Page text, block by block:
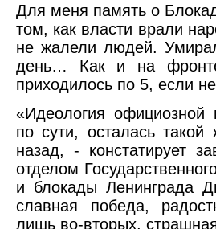
Для меня память о
том, как власти врали
не жалели людей.
день… Как и на
приходилось по 5, если
«Идеология
по сути, осталась
назад, - констатирует
отделом
и блокады Ленинграда
славная победа,
лишь во-вторых,